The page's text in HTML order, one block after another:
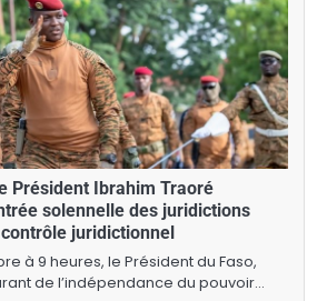
Président Ibrahim Traoré
solennelle des juridictions
juridictionnel
à 9 heures, le Président du Faso,
de l’indépendance du pouvoir…